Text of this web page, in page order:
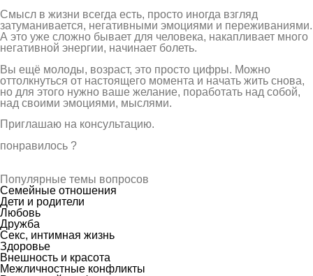
Смысл в жизни всегда есть, просто иногда взгляд
затуманивается, негативными эмоциями и переживаниями.
А это уже сложно бывает для человека, накапливает много
негативной энергии, начинает болеть.
Вы ещё молоды, возраст, это просто цифры. Можно
оттолкнуться от настоящего момента и начать жить снова,
но для этого нужно ваше желание, поработать над собой,
над своими эмоциями, мыслями.
Приглашаю на консультацию.
понравилось ?
Популярные темы вопросов
Семейные отношения
Дети и родители
Любовь
Дружба
Секс, интимная жизнь
Здоровье
Внешность и красота
Межличностные конфликты